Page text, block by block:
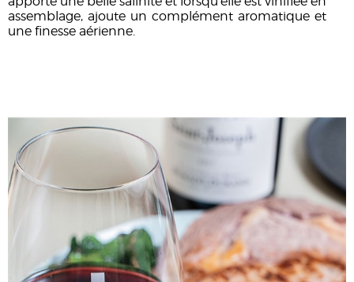
assemblage, ajoute un complément aromatique et
une finesse aérienne.